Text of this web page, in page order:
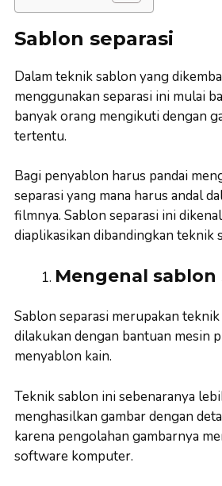
Sablon separasi
Dalam teknik sablon yang
menggunakan separasi ini mulai
banyak orang mengikuti dengan
tertentu.
Bagi penyablon harus pandai
separasi yang mana harus andal
filmnya. Sablon separasi ini
diaplikasikan dibandingkan teknik
Mengenal sablon
Sablon separasi merupakan
dilakukan dengan bantuan mesin
menyablon kain.
Teknik sablon ini sebenaranya
menghasilkan gambar dengan
karena pengolahan gambarnya
software komputer.